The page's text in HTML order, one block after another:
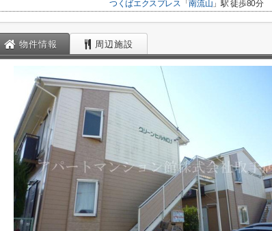
つくばエクスプレス 「南流山 」駅 徒歩80分
物件情報 周辺施設